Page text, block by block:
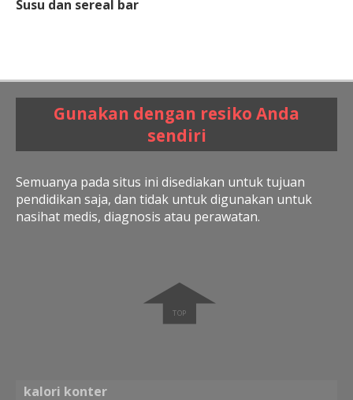
Susu dan sereal bar
Gunakan dengan resiko Anda
sendiri
Semuanya pada situs ini disediakan untuk tujuan
pendidikan saja, dan tidak untuk digunakan untuk
nasihat medis, diagnosis atau perawatan.
➧
kalori konter